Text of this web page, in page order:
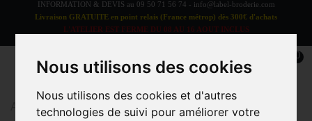
Nous utilisons des cookies
Nous utilisons des cookies et d'autres
technologies de suivi pour améliorer votre
INFORMATION & DEVIS au 09 50 71 56 74 - info@label-broderie.com
Livraison GRATUITE en point relais (France métrop) dès 300€ d'achats
L'ATELIER EST FERME DU 08 AU 16 AOUT INCLUS
0
Accueil > COMITÉS D'ENTREPRISES